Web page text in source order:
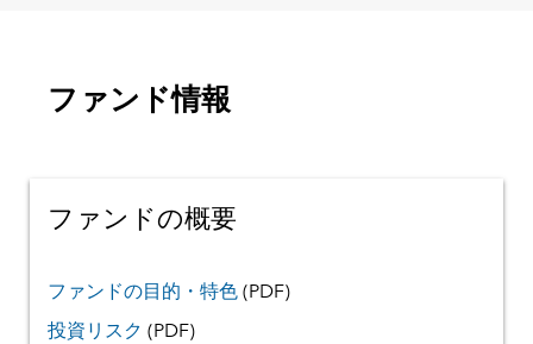
ファンド情報
ファンドの概要
ファンドの目的・特色 (PDF)
投資リスク (PDF)